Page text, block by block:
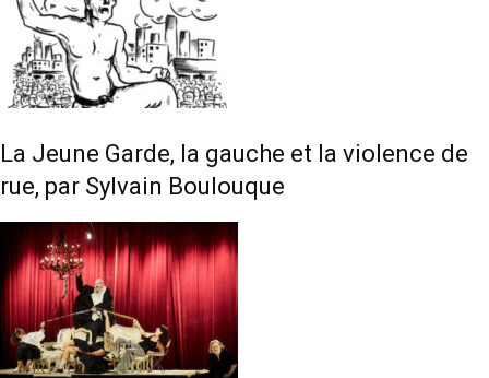
La Jeune Garde, la gauche et la violence de
rue, par Sylvain Boulouque